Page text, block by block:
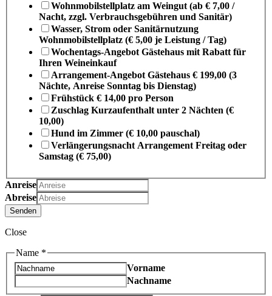
Wohnmobilstellplatz am Weingut (ab € 7,00 /
Nacht, zzgl. Verbrauchsgebühren und Sanitär)
Wasser, Strom oder Sanitärnutzung
Wohnmobilstellplatz (€ 5,00 je Leistung / Tag)
Wochentags-Angebot Gästehaus mit Rabatt für
Ihren Weineinkauf
Arrangement-Angebot Gästehaus € 199,00 (3
Nächte, Anreise Sonntag bis Dienstag)
Frühstück € 14,00 pro Person
Zuschlag Kurzaufenthalt unter 2 Nächten (€
10,00)
Hund im Zimmer (€ 10,00 pauschal)
Verlängerungsnacht Arrangement Freitag oder
Samstag (€ 75,00)
Anreise
Abreise
Senden
Close
Name *
Vorname
Nachname